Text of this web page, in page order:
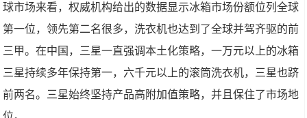
球市场来看，权威机构给出的数据显示冰箱市场份额位列全球
第一位，领先第二名很多，洗衣机也达到了全球并驾齐驱的前
三甲。在中国，三星一直强调本土化策略，一万元以上的冰箱
三星持续多年保持第一，六千元以上的滚筒洗衣机，三星也跻
前两名。三星始终坚持产品高附加值策略，并且保住了市场地